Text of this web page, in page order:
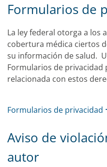
Formularios de
La ley federal otorga a los
cobertura médica ciertos
su información de salud.
Formularios de privacidad
relacionada con estos
Formularios de privacidad
Aviso de
autor